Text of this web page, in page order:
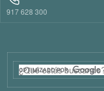
917 628 300